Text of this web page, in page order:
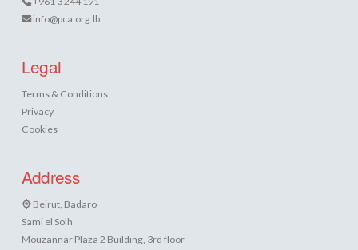
info@pca.org.lb
Legal
Terms & Conditions
Privacy
Cookies
Address
Beirut, Badaro
Sami el Solh
Mouzannar Plaza 2 Building, 3rd floor